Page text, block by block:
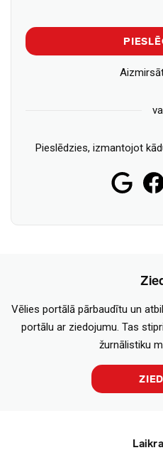
Pieslēdzies, izmantojot
Vēlies portālā pārbaudītu un
portālu ar ziedojumu. Tas
žurnālistiku